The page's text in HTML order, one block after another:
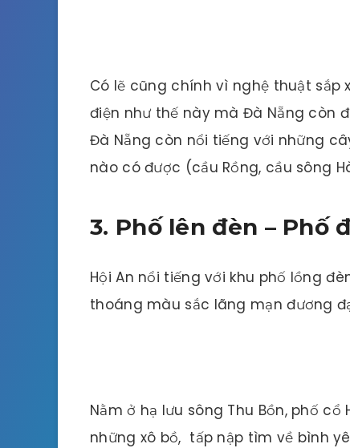
Có lẽ cũng chính vì nghệ thuật
điện như thế này mà Đà Nẵng còn
Đà Nẵng còn nổi tiếng với những
nào có được (cầu Rồng, cầu sông
3. Phố lên đèn – Phố
Hội An nổi tiếng với khu phố lồng
thoáng màu sắc lãng mạn đương
Nằm ở hạ lưu sông Thu Bồn, phố
những xô bồ, tấp nập tìm về bình